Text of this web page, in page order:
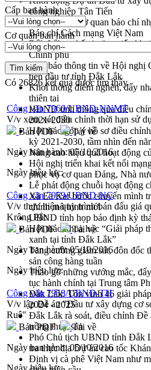
công nghiệp Tân Tiến
Gặp mặt các cơ quan báo chí
Báo chí Cách mạng Việt Nam
Đắk Lắk sơ kết 4 năm triển
Chính phủ
Họp báo thông tin về Hội nghị
tiến đầu tư tỉnh Đắk Lắk
Khơi thông điểm nghẽn, đẩy
thiên tai
HĐND tỉnh thông qua điều
2021-2030
Hội thảo góp ý hồ sơ điều
kỳ 2021-2030, tầm nhìn đến
Nâng cao hiệu quả hoạt động
Hội nghị triển khai kết nối
phục vụ cơ quan Đảng, Nhà
Lễ phát động chuỗi hoạt động
Xã Ea Kar bước chuyển mình
chính mô hình mới
UBND tỉnh họp báo định kỳ
Hội thảo khoa học “Giải pháp
xanh tại tỉnh Đắk Lắk”
Tăng cường giám sát, đôn đốc
sản công hàng tuần
Tháo gỡ những vướng mắc,
tục hành chính tại Trung tâm
Đắk Lắk: Tôn vinh 46 giải
2024 - 2025
Đắk Lắk rà soát, điều chỉnh Đề
trồng thủy sản
Phó Chủ tịch UBND tỉnh Đắk
tra thực địa Dự án cao tốc
Định vị cà phê Việt Nam như
Cấp ban hành
Cơ quan ban hành
Có 26826kết quả được tìm thấy
Công văn 7960/UBND-NNMT
V/v xem xét điều chỉnh thời hạn sử
Bản PDF
Tải về
Ngày ban hành:05/10/2016
Ngày hiệu lực:
Công văn 7959/UBND-NC
V/v thực hiện quy trình bán đấu giá
Krông Pắc
Bản PDF
Tải về
Ngày ban hành:05/10/2016
Ngày hiệu lực:
Công văn 7958/UBND-TH
V/v lập Đề án "Đầu tư xây dựng cơ
Ruê"
Bản PDF
Tải về
Ngày ban hành:05/10/2016